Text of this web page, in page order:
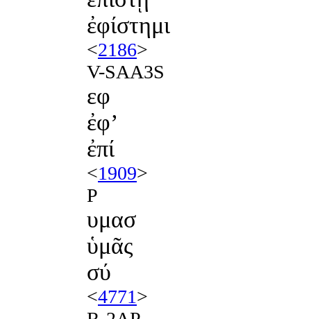
ἐφίστημι
<2186>
V-SAA3S
εφ
ἐφʼ
ἐπί
<1909>
P
υμασ
ὑμᾶς
σύ
<4771>